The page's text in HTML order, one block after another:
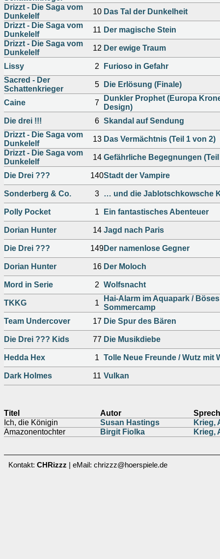
Drizzt - Die Saga vom
Dunkelelf
10 Das Tal der Dunkelheit
Drizzt - Die Saga vom
Dunkelelf
11 Der magische Stein
Drizzt - Die Saga vom
Dunkelelf
12 Der ewige Traum
Lissy 2
Furioso in Gefahr
Sacred - Der
Schattenkrieger
5 Die Erlösung (Finale)
Caine 7
Dunkler Prophet (Europa
Design)
Die drei !!!
6 Skandal auf Sendung
Drizzt - Die Saga vom
Dunkelelf
13 Das Vermächtnis (Teil 1 von 2)
Drizzt - Die Saga vom
Dunkelelf
14 Gefährliche Begegnungen
Die Drei ??? 140Stadt der Vampire
Sonderberg & Co. 3 … und die Jablotschkowsche
Polly Pocket 1 Ein fantastisches Abenteuer
Dorian Hunter 14 Jagd nach Paris
Die Drei ??? 149Der namenlose Gegner
Dorian Hunter 16 Der Moloch
Mord in Serie 2 Wolfsnacht
TKKG 1
Hai-Alarm im Aquapark /
Sommercamp
Team Undercover
17 Die Spur des Bären
Die Drei ??? Kids 77 Die Musikdiebe
Hedda Hex 1 Tolle Neue Freunde / Wutz mit
Dark Holmes 11 Vulkan
Titel Autor
Ich, die Königin
Susan Hastings
Krieg,
Amazonentochter
Birgit Fiolka Krieg,
Kontakt: CHRizzz | eMail: chrizzz@hoerspiele.de